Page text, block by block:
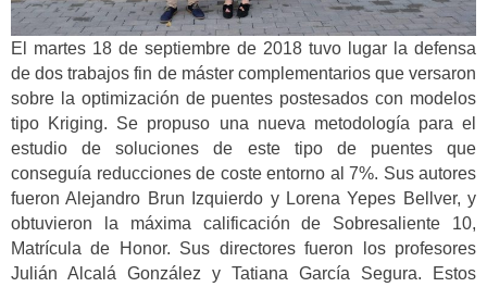
El martes 18 de septiembre de 2018 tuvo lugar la defensa
de dos trabajos fin de máster complementarios que versaron
sobre la optimización de puentes postesados con modelos
tipo Kriging. Se propuso una nueva metodología para el
estudio de soluciones de este tipo de puentes que
conseguía reducciones de coste entorno al 7%. Sus autores
fueron Alejandro Brun Izquierdo y Lorena Yepes Bellver, y
obtuvieron la máxima calificación de Sobresaliente 10,
Matrícula de Honor. Sus directores fueron los profesores
Julián Alcalá González y Tatiana García Segura. Estos